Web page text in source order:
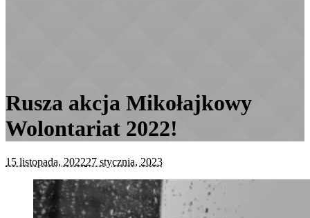
Rusza akcja Mikołajkowy
Wolontariat 2022!
15 listopada, 202227 stycznia, 2023